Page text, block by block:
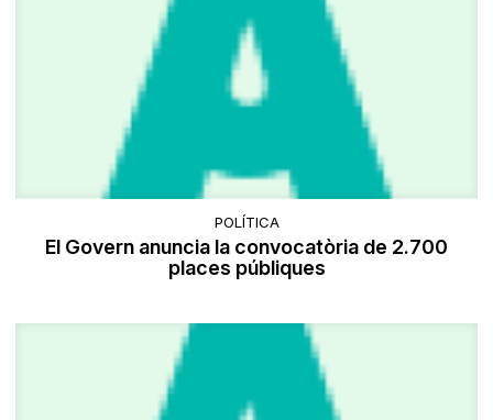
POLÍTICA
El Govern anuncia la convocatòria de 2.700
places públiques